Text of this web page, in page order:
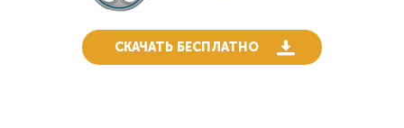
СКАЧАТЬ БЕСПЛАТНО